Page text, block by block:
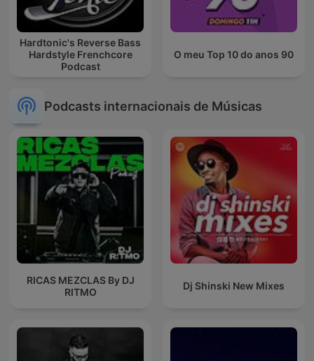
Hardtonic's Reverse Bass
Hardstyle Frenchcore
Podcast
O meu Top 10 do anos 90
Podcasts internacionais de Músicas
RICAS MEZCLAS By DJ
RITMO
Dj Shinski New Mixes